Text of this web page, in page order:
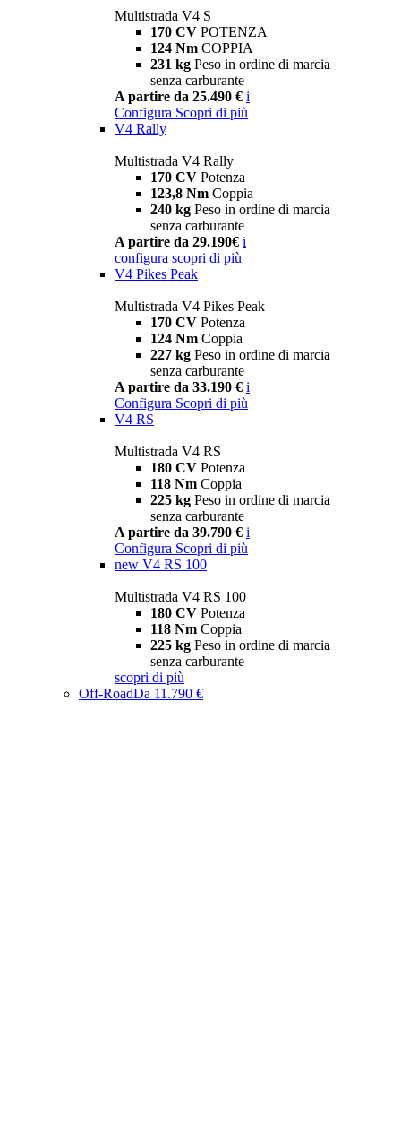
Multistrada V4 S
170 CV POTENZA
124 Nm COPPIA
231 kg Peso in ordine di marcia
senza carburante
A partire da 25.490 € i
Configura Scopri di più
V4 Rally
Multistrada V4 Rally
170 CV Potenza
123,8 Nm Coppia
240 kg Peso in ordine di marcia
senza carburante
A partire da 29.190€ i
configura scopri di più
V4 Pikes Peak
Multistrada V4 Pikes Peak
170 CV Potenza
124 Nm Coppia
227 kg Peso in ordine di marcia
senza carburante
A partire da 33.190 € i
Configura Scopri di più
V4 RS
Multistrada V4 RS
180 CV Potenza
118 Nm Coppia
225 kg Peso in ordine di marcia
senza carburante
A partire da 39.790 € i
Configura Scopri di più
new V4 RS 100
Multistrada V4 RS 100
180 CV Potenza
118 Nm Coppia
225 kg Peso in ordine di marcia
senza carburante
scopri di più
Off-RoadDa 11.790 €